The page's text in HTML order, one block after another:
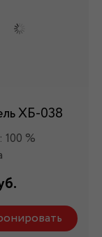
ХБ-038
100 %